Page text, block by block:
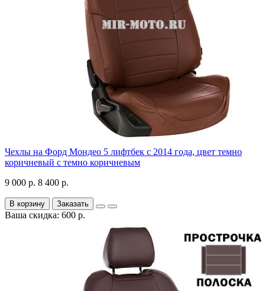
Чехлы на Форд Мондео 5 лифтбек с 2014 года, цвет темно
коричневый с темно коричневым
9 000 р. 8 400 р.
В корзину Заказать
Ваша скидка: 600 р.